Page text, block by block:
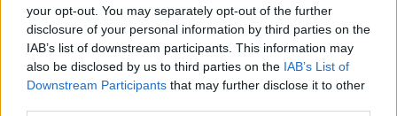
your opt-out. You may separately opt-out of the further
disclosure of your personal information by third parties on the
IAB’s list of downstream participants. This information may
also be disclosed by us to third parties on the IAB’s List of
Downstream Participants that may further disclose it to other
10:00
30°
Καθαρός
Αίσθηση29°Άνεμος3 bf
31°